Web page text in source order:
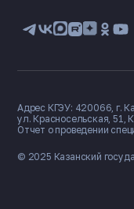
🏠
Председатель
© 2025 Казанский
Адрес КГЭУ: 420066, г.
ул. Красносельская, 51,
Отчет о проведении